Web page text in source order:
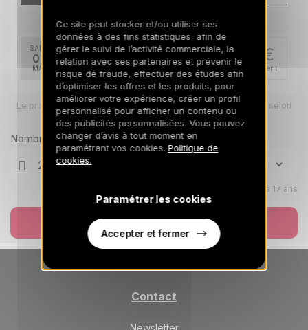
mai 2027
SAM.
01
MAI
741 €
/hébergement
Retour le
08/05/2027
Le prix total pour votre sélection sera ajusté en page suivante selon
vos options
Nombre de voyageurs
Enfants âgés de 0 à 17 ans
Réserver
Contact
Newsletter
Ce site peut stocker et/ou utiliser ses
données à des fins statistiques, afin de
gérer le suivi de l’activité commerciale, la
relation avec ses partenaires et prévenir le
risque de fraude, effectuer des études afin
d’optimiser les offres et les produits, pour
améliorer votre expérience, créer un profil
personnalisé pour afficher un contenu ou
des publicités personnalisées. Vous pouvez
changer d’avis à tout moment en
paramétrant vos cookies. Politique de
cookies.
Paramétrer les cookies
Accepter et fermer